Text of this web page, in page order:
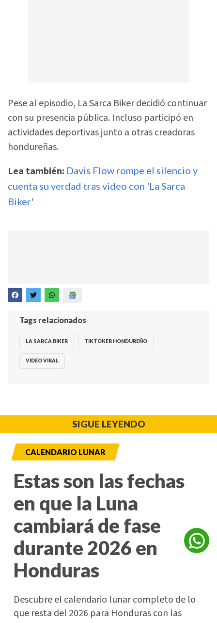
Pese al episodio, La Sarca Biker decidió continuar
con su presencia pública. Incluso participó en
actividades deportivas junto a otras creadoras
hondureñas.
Lea también: Davis Flow rompe el silencio y
cuenta su verdad tras video con 'La Sarca
Biker'
Tags relacionados
LA SARCA BIKER TIKTOKER HONDUREÑO
VIDEO VIRAL
SIGUE LEYENDO
CALENDARIO LUNAR
Estas son las fechas
en que la Luna
cambiará de fase
durante 2026 en
Honduras
Descubre el calendario lunar completo de lo
que resta del 2026 para Honduras con las